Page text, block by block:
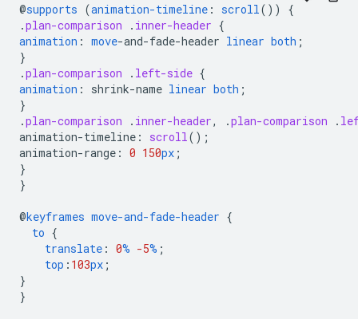
@supports (animation-timeline : scroll())
{
.plan-comparison . inner-header {
animation : move-and-fade-header linear both ;
}
.plan-comparison . left-side {
animation : shrink-name linear both ;
}
.plan-comparison . inner-header, .plan-comparison .
animation-timeline : scroll();
animation-range : 0 150px ;
}
}
@keyframes move-and-fade-header {
to {
translate : 0% -5% ;
top : 103px ;
}
}